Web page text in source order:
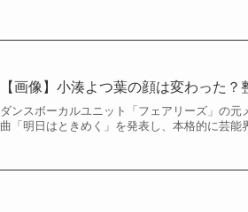
【画像】小湊よつ葉の顔は変わった
ダンスボーカルユニット「フェアリーズ」の
曲「明日はときめく」を発表し、本格的に芸能